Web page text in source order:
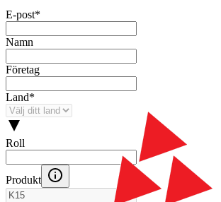
E-post*
Namn
Företag
Land*
Roll
Produkt